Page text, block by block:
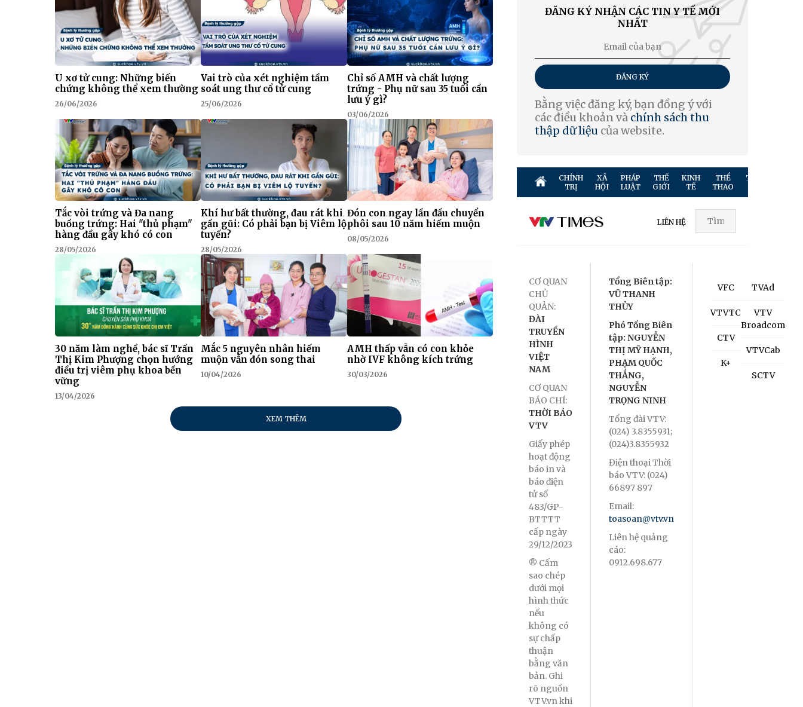
U xơ tử cung: Những biến
chứng không thể xem thường
26/06/2026
Vai trò của xét nghiệm tầm
soát ung thư cổ tử cung
25/06/2026
Chỉ số AMH và chất lượng
trứng - Phụ nữ sau 35 tuổi cần
lưu ý gì?
03/06/2026
Tắc vòi trứng và Đa nang
buồng trứng: Hai "thủ phạm"
hàng đầu gây khó có con
28/05/2026
Khí hư bất thường, đau rát khi
gần gũi: Có phải bạn bị Viêm lộ
tuyến?
28/05/2026
Đón con ngay lần đầu chuyển
phôi sau 10 năm hiếm muộn
08/05/2026
30 năm làm nghề, bác sĩ Trần
Thị Kim Phượng chọn hướng
điều trị viêm phụ khoa bền
vững
13/04/2026
Mắc 5 nguyên nhân hiếm
muộn vẫn đón song thai
10/04/2026
AMH thấp vẫn có con khỏe
nhờ IVF không kích trứng
30/03/2026
XEM THÊM
ĐĂNG KÝ NHẬN CÁC TIN Y TẾ MỚI
NHẤT
ĐĂNG KÝ
Bằng việc đăng ký, bạn đồng ý với
các điều khoản và chính sách thu
thập dữ liệu của website.
CHÍNH
TRỊ
XÃ
HỘI
PHÁP
LUẬT
THẾ
GIỚI
KINH
TẾ
THỂ
THAO
TRUYỀN
LIÊN HỆ
CƠ QUAN
CHỦ
QUẢN:
ĐÀI
TRUYỀN
HÌNH
VIỆT
NAM
CƠ QUAN
BÁO CHÍ:
THỜI BÁO
VTV
Giấy phép
hoạt động
báo in và
báo điện
tử số
483/GP-
BTTTT
cấp ngày
29/12/2023
® Cấm
sao chép
dưới mọi
hình thức
nếu
không có
sự chấp
thuận
bằng văn
bản. Ghi
rõ nguồn
VTV.vn khi
Tổng Biên tập:
VŨ THANH
THỦY
Phó Tổng Biên
tập: NGUYỄN
THỊ MỸ HẠNH,
PHẠM QUỐC
THẮNG,
NGUYỄN
TRỌNG NINH
Tổng đài VTV:
(024) 3.8355931;
(024)3.8355932
Điện thoại Thời
báo VTV: (024)
66897 897
Email:
toasoan@vtv.vn
Liên hệ quảng
cáo:
0912.698.677
VFC
VTVTC
CTV
K+
TVAd
VTV
Broadcom
VTVCab
SCTV